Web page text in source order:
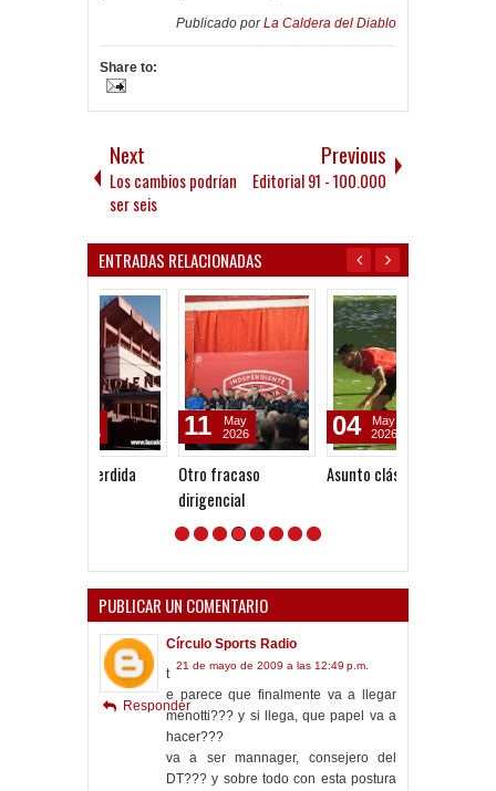
Publicado porLa Caldera del Diablo
Share to:
Next
Los cambios podrían
ser seis
Previous
Editorial 91 - 100.000
ENTRADAS RELACIONADAS
Otro fracaso
11
May
Asunto clásico
04
May
2026
PUBLICAR UN COMENTARIO
Círculo Sports Radio
21 de mayo de 2009 a las 12:49 p.m.
t
e parece que finalmente va a llegar
menotti??? y si llega, que papel va a
hacer???
va a ser mannager, consejero del
DT??? y sobre todo con esta postura
Responder